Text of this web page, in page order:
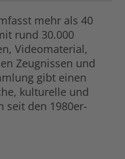
mehr als 40
rund 30.000
Videomaterial,
Zeugnissen und
gibt einen
kulturelle und
seit den 1980er-